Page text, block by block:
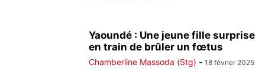
Yaoundé : Une jeune fille surprise
en train de brûler un fœtus
Chamberline Massoda (Stg) - 18 février 2025